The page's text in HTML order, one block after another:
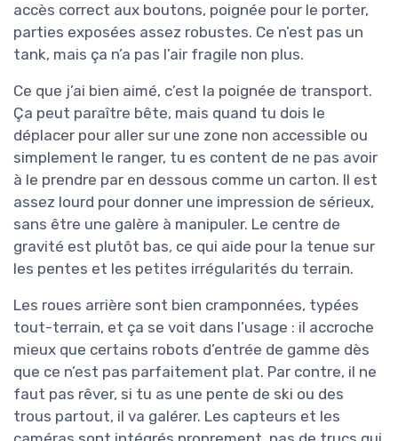
accès correct aux boutons, poignée pour le porter,
parties exposées assez robustes. Ce n’est pas un
tank, mais ça n’a pas l’air fragile non plus.
Ce que j’ai bien aimé, c’est la poignée de transport.
Ça peut paraître bête, mais quand tu dois le
déplacer pour aller sur une zone non accessible ou
simplement le ranger, tu es content de ne pas avoir
à le prendre par en dessous comme un carton. Il est
assez lourd pour donner une impression de sérieux,
sans être une galère à manipuler. Le centre de
gravité est plutôt bas, ce qui aide pour la tenue sur
les pentes et les petites irrégularités du terrain.
Les roues arrière sont bien cramponnées, typées
tout-terrain, et ça se voit dans l’usage : il accroche
mieux que certains robots d’entrée de gamme dès
que ce n’est pas parfaitement plat. Par contre, il ne
faut pas rêver, si tu as une pente de ski ou des
trous partout, il va galérer. Les capteurs et les